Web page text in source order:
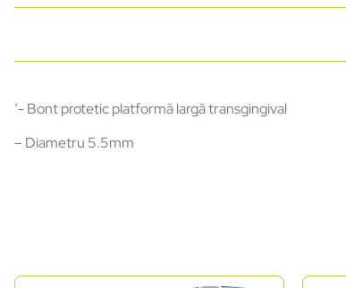
‘- Bont protetic platformă largă transgingival
– Diametru 5.5mm